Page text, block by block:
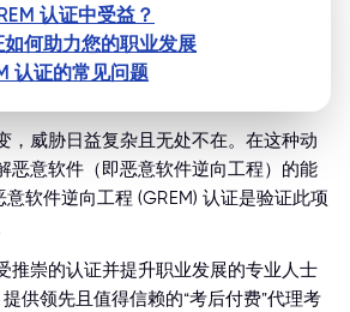
认证中受益？
如何助力您的职业发展
认证的常见问题
，威胁日益复杂且无处不在。在这种动
恶意软件（即恶意软件逆向工程）的能
软件逆向工程 (GREM) 认证是验证此项
推崇的认证并提升职业发展的专业人士
供领先且值得信赖的“考后付费”代理考